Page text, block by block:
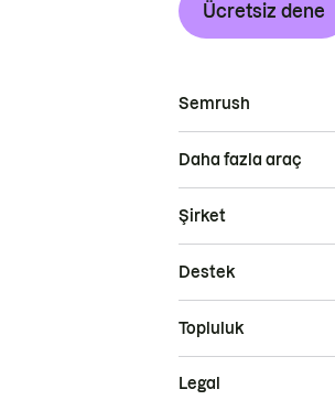
Ücretsiz dene
Semrush
Daha fazla araç
Şirket
Destek
Topluluk
Legal